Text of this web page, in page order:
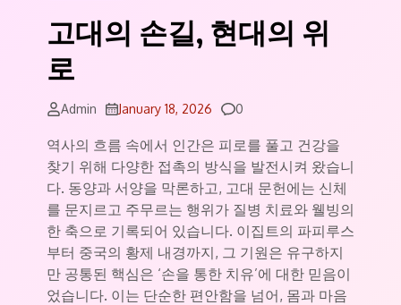
고대의 손길, 현대의 위
로
Admin January 18, 2026 Comments
0
역사의 흐름 속에서 인간은 피로를 풀고 건강을
찾기 위해 다양한 접촉의 방식을 발전시켜 왔습니
다. 동양과 서양을 막론하고, 고대 문헌에는 신체
를 문지르고 주무르는 행위가 질병 치료와 웰빙의
한 축으로 기록되어 있습니다. 이집트의 파피루스
부터 중국의 황제 내경까지, 그 기원은 유구하지
만 공통된 핵심은 ‘손을 통한 치유’에 대한 믿음이
었습니다. 이는 단순한 편안함을 넘어, 몸과 마음